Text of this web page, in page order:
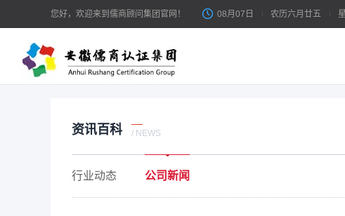
您好，欢迎来到儒商顾问集团官网！ 08月07日 农历六月廿五
体系认证
资讯百科 / NEWS
行业动态 公司新闻